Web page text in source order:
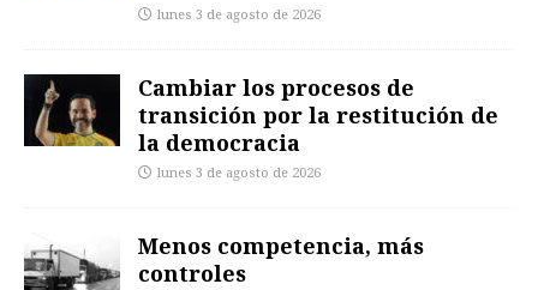
lunes 3 de agosto de 2026
Cambiar los procesos de
transición por la restitución de
la democracia
lunes 3 de agosto de 2026
Menos competencia, más
controles